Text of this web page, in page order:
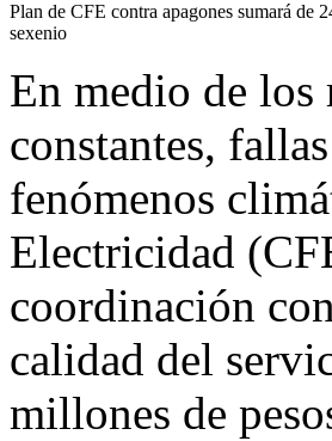
Plan de CFE contra apagones sumará de
sexenio
En medio de los
constantes,
fenómenos
Electricidad
coordinación
calidad del
millones de